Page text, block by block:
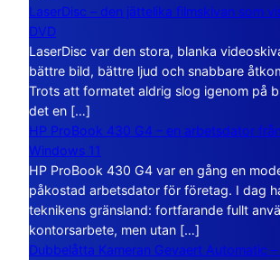
LaserDisc – den jättelika filmskivan som
DVD
LaserDisc var den stora, blanka
bättre bild, bättre ljud och snabbare
Trots att formatet aldrig slog igenom på
det en […]
HP ProBook 430 G4 – en arbetsdator
Windows 11
HP ProBook 430 G4 var en gång en
påkostad arbetsdator för företag. I dag
teknikens gränsland: fortfarande fullt
kontorsarbete, men utan […]
Dubbelåtta Kameran Gevaert Automatic